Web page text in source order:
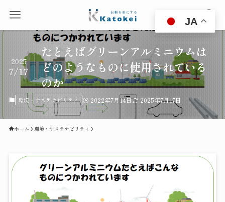
たとえばグリーンアルミニウムは
どのようなものに使用されている
のか
2025
7/17
環境・サステナビリティ 2022年7月14日 2025年7月17日
ホーム 環境・サステナビリティ
JA